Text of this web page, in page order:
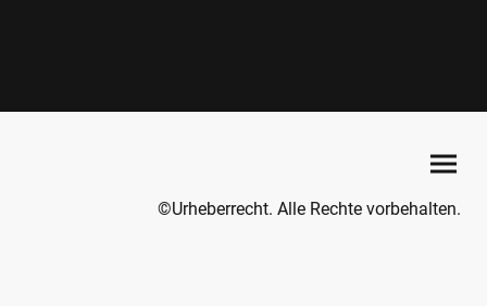
©Urheberrecht. Alle Rechte vorbehalten.